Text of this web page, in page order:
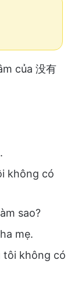
của 没有
không có
sao?
mẹ.
tôi không có